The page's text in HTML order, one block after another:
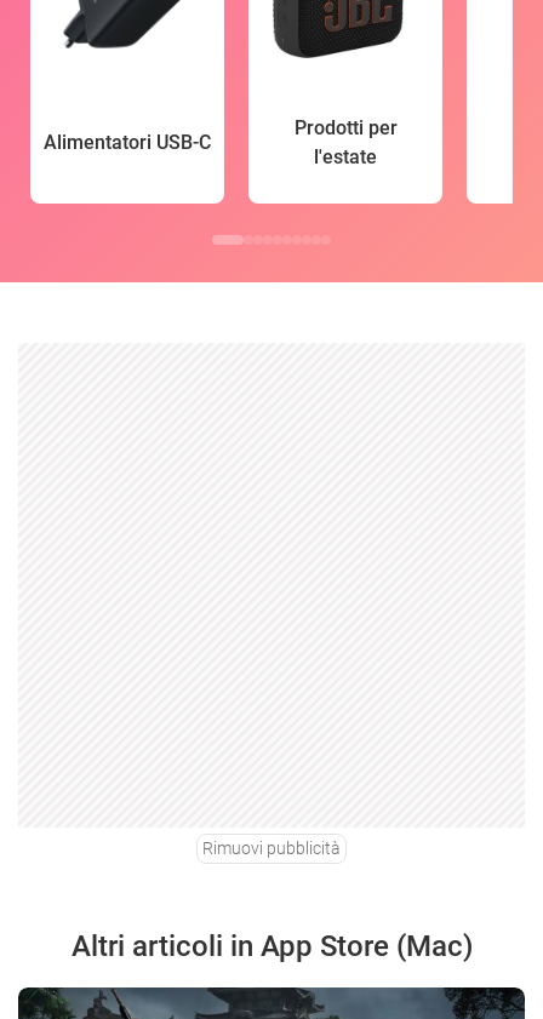
Alimentatori USB-C
Prodotti per
l'estate
Rimuovi pubblicità
Altri articoli in App Store (Mac)